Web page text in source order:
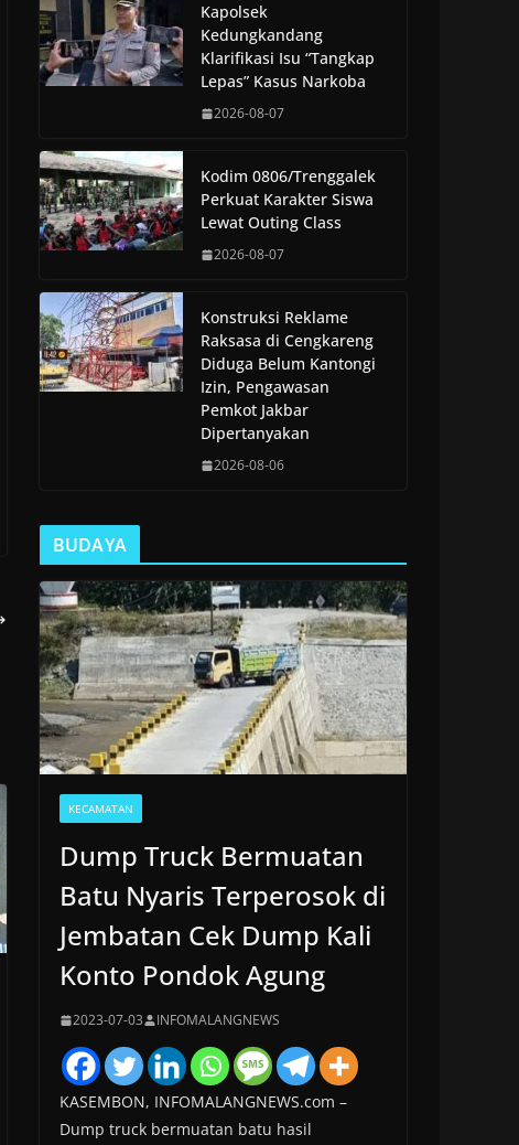
Kapolsek
Kedungkandang
Klarifikasi Isu “Tangkap
Lepas” Kasus Narkoba
2026-08-07
Kodim 0806/Trenggalek
Perkuat Karakter Siswa
Lewat Outing Class
2026-08-07
Konstruksi Reklame
Raksasa di Cengkareng
Diduga Belum Kantongi
Izin, Pengawasan
Pemkot Jakbar
Dipertanyakan
2026-08-06
BUDAYA
KECAMATAN
Dump Truck Bermuatan
Batu Nyaris Terperosok di
Jembatan Cek Dump Kali
Konto Pondok Agung
2023-07-03 INFOMALANGNEWS
KASEMBON, INFOMALANGNEWS.com –
Dump truck bermuatan batu hasil